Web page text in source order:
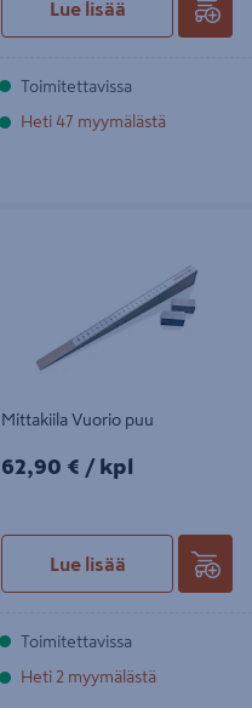
Lue lisää
Toimitettavissa
Heti 47 myymälästä
Mittakiila Vuorio puu
62,90€/kpl
62,90 € / kpl
Lue lisää
Toimitettavissa
Heti 2 myymälästä